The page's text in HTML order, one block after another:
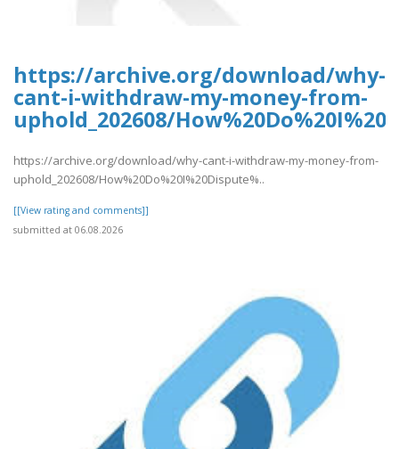
https://archive.org/download/why-
cant-i-withdraw-my-money-from-
uphold_202608/
https://archive.org/download/why-cant-i-withdraw-my-money-from-
uphold_202608/How%20Do%20I%20Dispute%..
[[View rating and comments]]
submitted at 06.08.2026